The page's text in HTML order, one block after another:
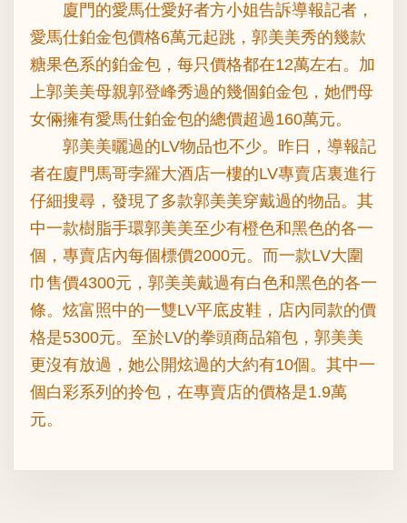
廈門的愛馬仕愛好者方小姐告訴導報記者，
愛馬仕鉑金包價格6萬元起跳，郭美美秀的幾款
糖果色系的鉑金包，每只價格都在12萬左右。加
上郭美美母親郭登峰秀過的幾個鉑金包，她們母
女倆擁有愛馬仕鉑金包的總價超過160萬元。
郭美美曬過的LV物品也不少。昨日，導報記
者在廈門馬哥孛羅大酒店一樓的LV專賣店裏進行
仔細搜尋，發現了多款郭美美穿戴過的物品。其
中一款樹脂手環郭美美至少有橙色和黑色的各一
個，專賣店內每個標價2000元。而一款LV大圍
巾售價4300元，郭美美戴過有白色和黑色的各一
條。炫富照中的一雙LV平底皮鞋，店內同款的價
格是5300元。至於LV的拳頭商品箱包，郭美美
更沒有放過，她公開炫過的大約有10個。其中一
個白彩系列的拎包，在專賣店的價格是1.9萬
元。